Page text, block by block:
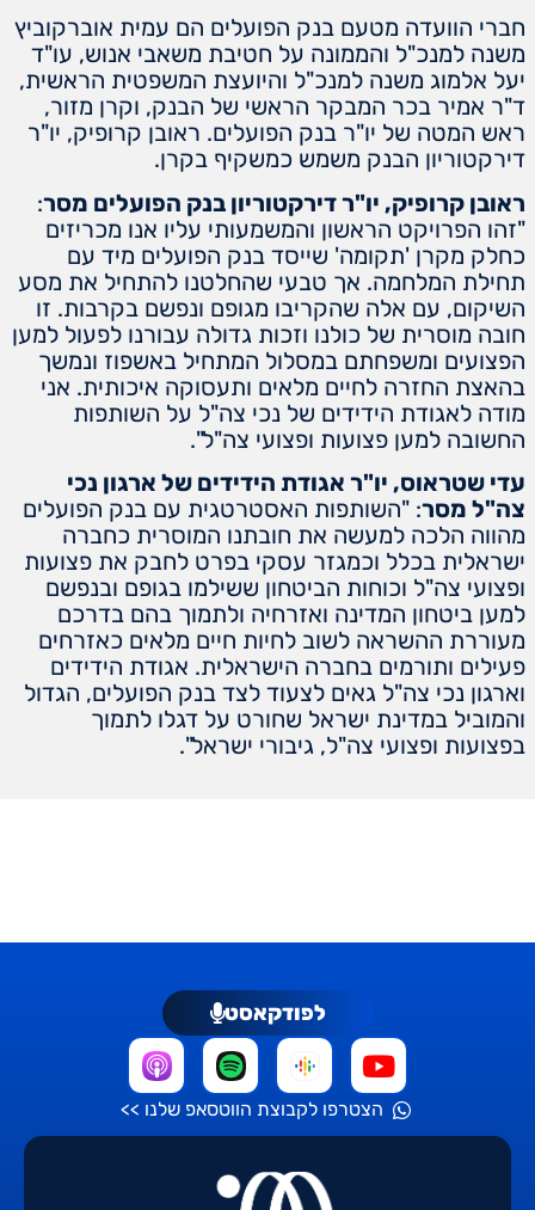
חברי הוועדה מטעם בנק הפועלים הם עמית אוברקוביץ
משנה למנכ"ל והממונה על חטיבת משאבי אנוש, עו"ד
יעל אלמוג משנה למנכ"ל והיועצת המשפטית הראשית,
ד"ר אמיר בכר המבקר הראשי של הבנק, וקרן מזור,
ראש המטה של יו"ר בנק הפועלים. ראובן קרופיק, יו"ר
דירקטוריון הבנק משמש כמשקיף בקרן.
ראובן קרופיק, יו"ר דירקטוריון בנק הפועלים מסר:
"זהו הפרויקט הראשון והמשמעותי עליו אנו מכריזים
כחלק מקרן 'תקומה' שייסד בנק הפועלים מיד עם
תחילת המלחמה. אך טבעי שהחלטנו להתחיל את מסע
השיקום, עם אלה שהקריבו מגופם ונפשם בקרבות. זו
חובה מוסרית של כולנו וזכות גדולה עבורנו לפעול למען
הפצועים ומשפחתם במסלול המתחיל באשפוז ונמשך
בהאצת החזרה לחיים מלאים ותעסוקה איכותית. אני
מודה לאגודת הידידים של נכי צה"ל על השותפות
החשובה למען פצועות ופצועי צה"ל".
עדי שטראוס, יו"ר אגודת הידידים של ארגון נכי
צה"ל מסר: "השותפות האסטרטגית עם בנק הפועלים
מהווה הלכה למעשה את חובתנו המוסרית כחברה
ישראלית בכלל וכמגזר עסקי בפרט לחבק את פצועות
ופצועי צה"ל וכוחות הביטחון ששילמו בגופם ובנפשם
למען ביטחון המדינה ואזרחיה ולתמוך בהם בדרכם
מעוררת ההשראה לשוב לחיות חיים מלאים כאזרחים
פעילים ותורמים בחברה הישראלית. אגודת הידידים
וארגון נכי צה"ל גאים לצעוד לצד בנק הפועלים, הגדול
והמוביל במדינת ישראל שחורט על דגלו לתמוך
בפצועות ופצועי צה"ל, גיבורי ישראל".
לפודקאסט
הצטרפו לקבוצת הווטסאפ שלנו >>